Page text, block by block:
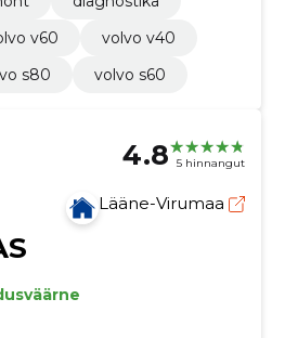
v60
volvo v40
s80 volvo s60
4.8 5 hinnangut
Lääne-Virumaa